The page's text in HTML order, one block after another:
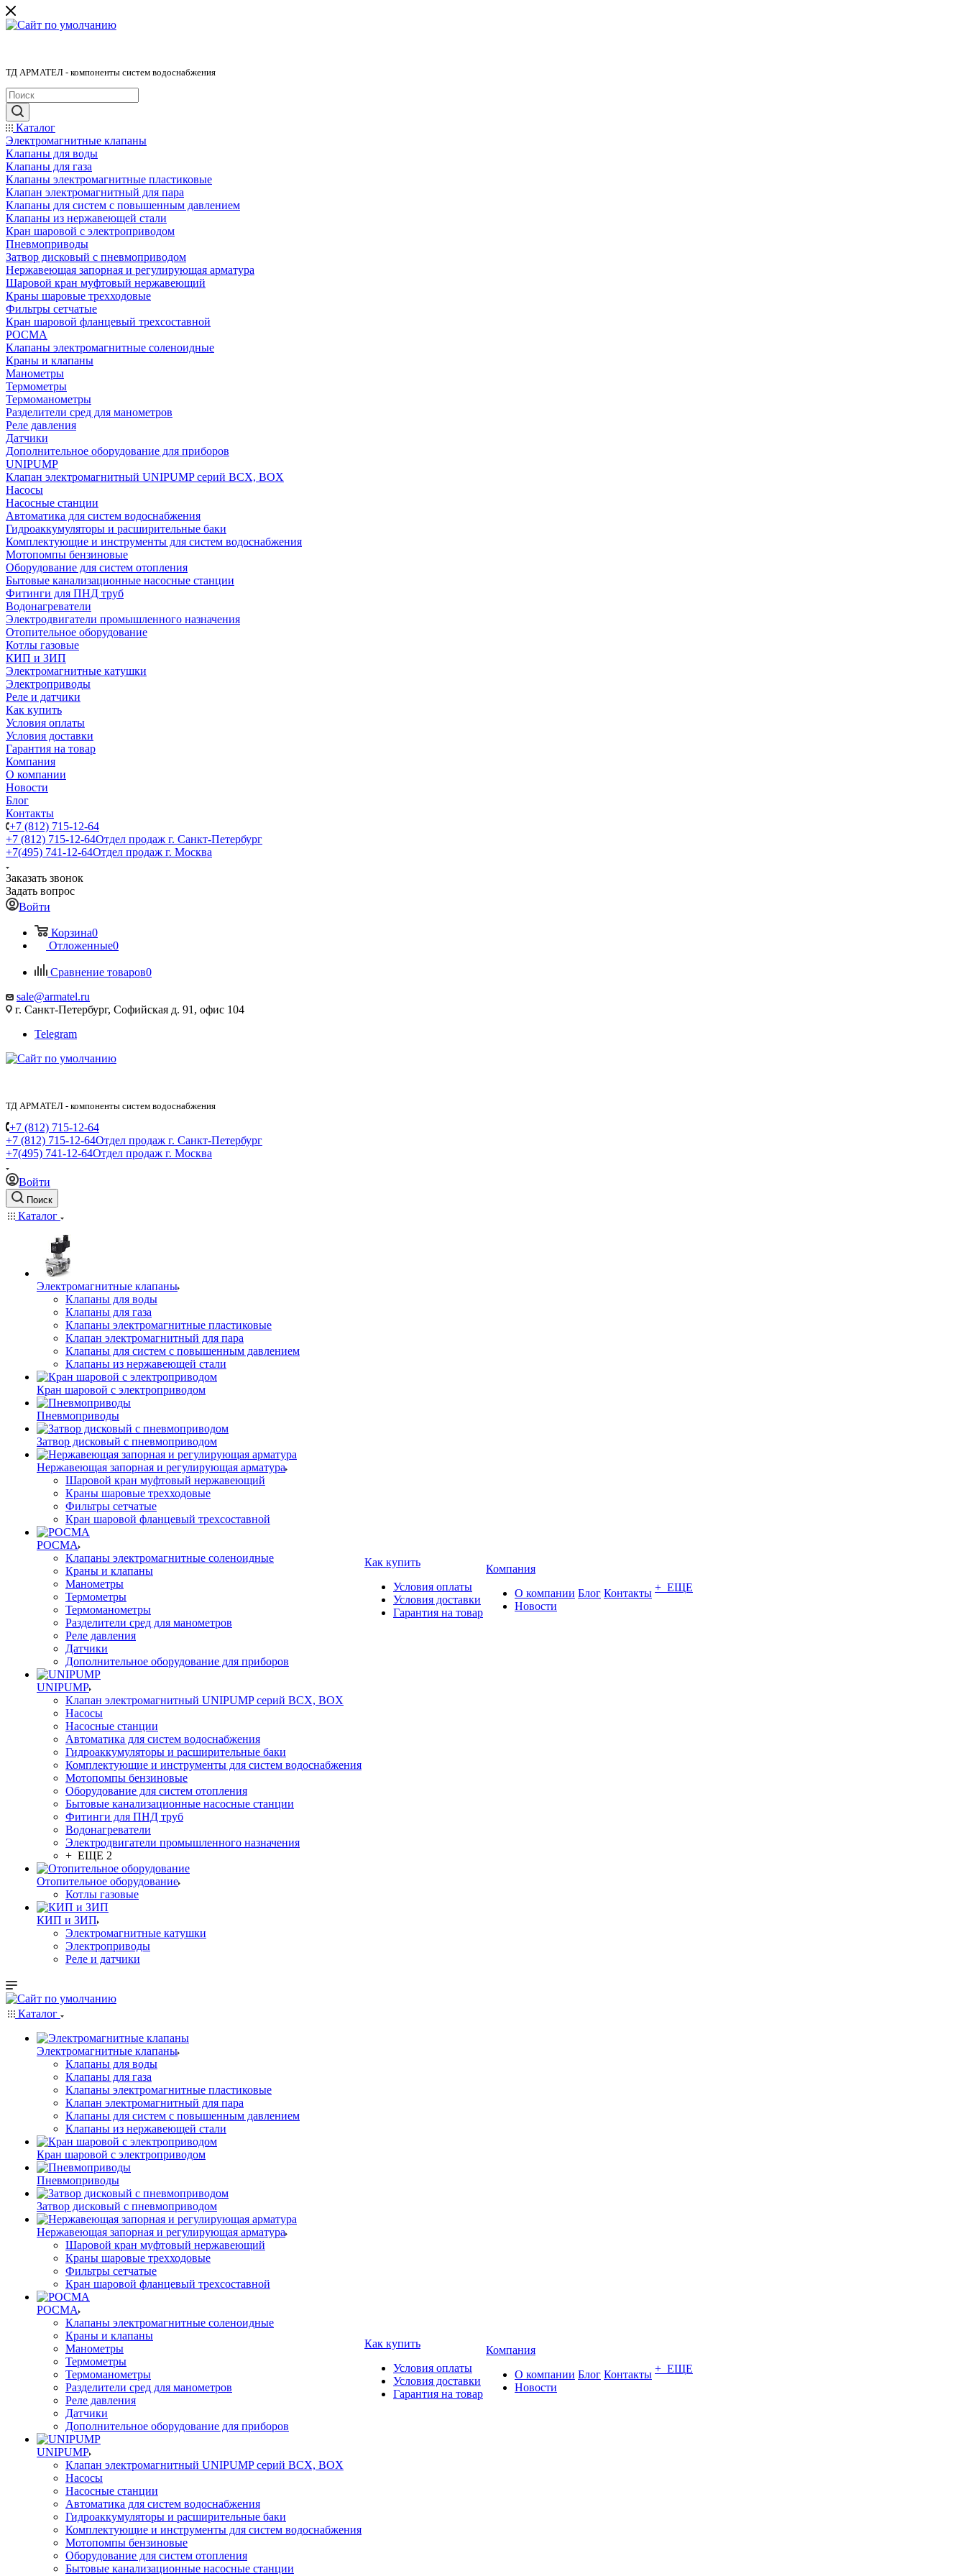
ТД АРМАТЕЛ - компоненты систем водоснабжения
Каталог
Электромагнитные клапаны
Клапаны для воды
Клапаны для газа
Клапаны электромагнитные пластиковые
Клапан электромагнитный для пара
Клапаны для систем с повышенным давлением
Клапаны из нержавеющей стали
Кран шаровой с электроприводом
Пневмоприводы
Затвор дисковый с пневмоприводом
Нержавеющая запорная и регулирующая арматура
Шаровой кран муфтовый нержавеющий
Краны шаровые трехходовые
Фильтры сетчатые
Кран шаровой фланцевый трехсоставной
РОСМА
Клапаны электромагнитные соленоидные
Краны и клапаны
Манометры
Термометры
Термоманометры
Разделители сред для манометров
Реле давления
Датчики
Дополнительное оборудование для приборов
UNIPUMP
Клапан электромагнитный UNIPUMP серий BCX, BOX
Насосы
Насосные станции
Автоматика для систем водоснабжения
Гидроаккумуляторы и расширительные баки
Комплектующие и инструменты для систем водоснабжения
Мотопомпы бензиновые
Оборудование для систем отопления
Бытовые канализационные насосные станции
Фитинги для ПНД труб
Водонагреватели
Электродвигатели промышленного назначения
Отопительное оборудование
Котлы газовые
КИП и ЗИП
Электромагнитные катушки
Электроприводы
Реле и датчики
Как купить
Условия оплаты
Условия доставки
Гарантия на товар
Компания
О компании
Новости
Блог
Контакты
+7 (812) 715-12-64
+7 (812) 715-12-64Отдел продаж г. Санкт-Петербург
+7(495) 741-12-64Отдел продаж г. Москва
Заказать звонок
Задать вопрос
Войти
Корзина0
Отложенные0
Сравнение товаров0
sale@armatel.ru
г. Санкт-Петербург, Софийская д. 91, офис 104
Telegram
ТД АРМАТЕЛ - компоненты систем водоснабжения
+7 (812) 715-12-64
+7 (812) 715-12-64Отдел продаж г. Санкт-Петербург
+7(495) 741-12-64Отдел продаж г. Москва
Войти
Поиск
Каталог
Электромагнитные клапаны
Клапаны для воды
Клапаны для газа
Клапаны электромагнитные пластиковые
Клапан электромагнитный для пара
Клапаны для систем с повышенным давлением
Клапаны из нержавеющей стали
Кран шаровой с электроприводом
Пневмоприводы
Затвор дисковый с пневмоприводом
Нержавеющая запорная и регулирующая арматура
Шаровой кран муфтовый нержавеющий
Краны шаровые трехходовые
Фильтры сетчатые
Кран шаровой фланцевый трехсоставной
РОСМА
Клапаны электромагнитные соленоидные
Краны и клапаны
Манометры
Термометры
Термоманометры
Разделители сред для манометров
Реле давления
Датчики
Дополнительное оборудование для приборов
UNIPUMP
Клапан электромагнитный UNIPUMP серий BCX, BOX
Насосы
Насосные станции
Автоматика для систем водоснабжения
Гидроаккумуляторы и расширительные баки
Комплектующие и инструменты для систем водоснабжения
Мотопомпы бензиновые
Оборудование для систем отопления
Бытовые канализационные насосные станции
Фитинги для ПНД труб
Водонагреватели
Электродвигатели промышленного назначения
+ ЕЩЕ 2
Отопительное оборудование
Котлы газовые
КИП и ЗИП
Электромагнитные катушки
Электроприводы
Реле и датчики
Как купить
Условия оплаты
Условия доставки
Гарантия на товар
Компания
О компании
Новости
Блог Контакты + ЕЩЕ
Каталог
Электромагнитные клапаны
Клапаны для воды
Клапаны для газа
Клапаны электромагнитные пластиковые
Клапан электромагнитный для пара
Клапаны для систем с повышенным давлением
Клапаны из нержавеющей стали
Кран шаровой с электроприводом
Пневмоприводы
Затвор дисковый с пневмоприводом
Нержавеющая запорная и регулирующая арматура
Шаровой кран муфтовый нержавеющий
Краны шаровые трехходовые
Фильтры сетчатые
Кран шаровой фланцевый трехсоставной
РОСМА
Клапаны электромагнитные соленоидные
Краны и клапаны
Манометры
Термометры
Термоманометры
Разделители сред для манометров
Реле давления
Датчики
Дополнительное оборудование для приборов
UNIPUMP
Клапан электромагнитный UNIPUMP серий BCX, BOX
Насосы
Насосные станции
Автоматика для систем водоснабжения
Гидроаккумуляторы и расширительные баки
Комплектующие и инструменты для систем водоснабжения
Мотопомпы бензиновые
Оборудование для систем отопления
Бытовые канализационные насосные станции
Как купить
Условия оплаты
Условия доставки
Гарантия на товар
Компания
О компании
Новости
Блог Контакты + ЕЩЕ